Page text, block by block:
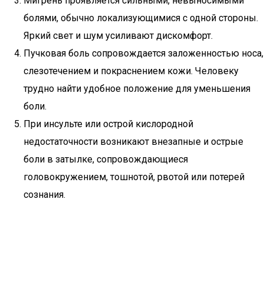
болями, обычно локализующимися с одной стороны.
Яркий свет и шум усиливают дискомфорт.
Пучковая боль сопровождается заложенностью носа,
слезотечением и покраснением кожи. Человеку
трудно найти удобное положение для уменьшения
боли.
При инсульте или острой кислородной
недостаточности возникают внезапные и острые
боли в затылке, сопровождающиеся
головокружением, тошнотой, рвотой или потерей
сознания.